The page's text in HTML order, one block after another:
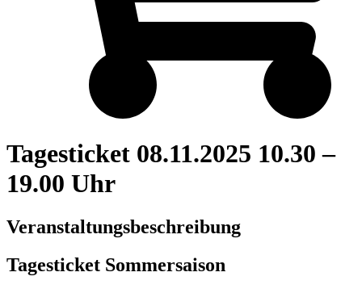
Tagesticket 08.11.2025 10.30 –
19.00 Uhr
Veranstaltungsbeschreibung
Tagesticket Sommersaison